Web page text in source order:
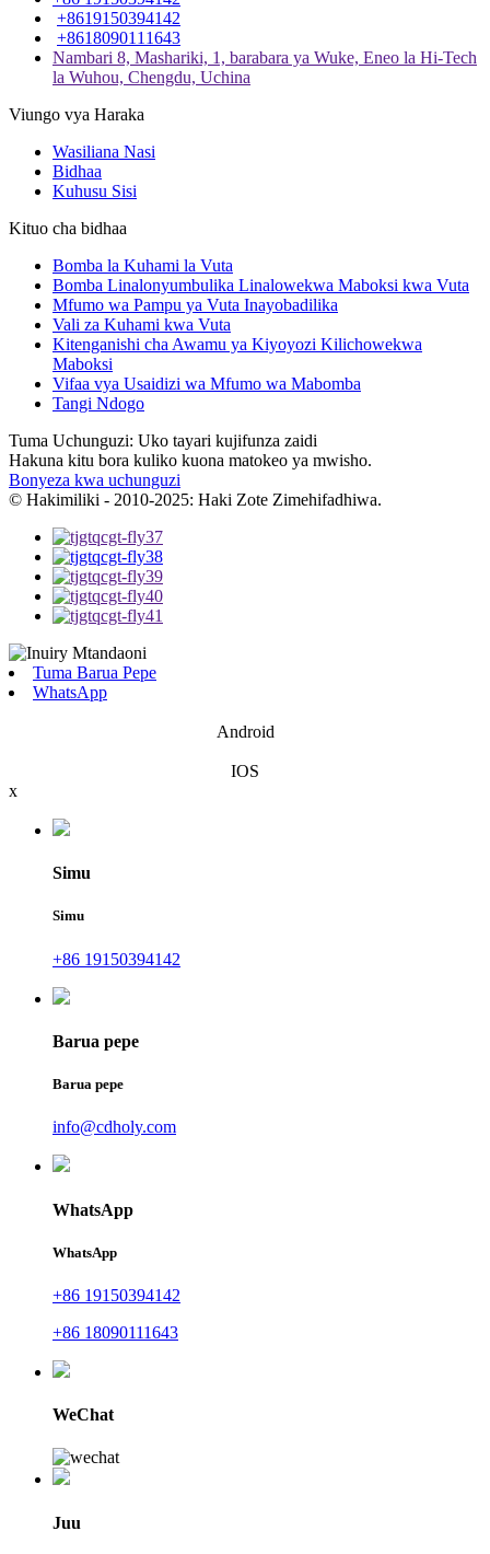
+8619150394142
+8618090111643
Nambari 8, Mashariki, 1, barabara ya Wuke, Eneo la Hi-Tech
la Wuhou, Chengdu, Uchina
Viungo vya Haraka
Wasiliana Nasi
Bidhaa
Kuhusu Sisi
Kituo cha bidhaa
Bomba la Kuhami la Vuta
Bomba Linalonyumbulika Linalowekwa Maboksi kwa Vuta
Mfumo wa Pampu ya Vuta Inayobadilika
Vali za Kuhami kwa Vuta
Kitenganishi cha Awamu ya Kiyoyozi Kilichowekwa
Maboksi
Vifaa vya Usaidizi wa Mfumo wa Mabomba
Tangi Ndogo
Tuma Uchunguzi: Uko tayari kujifunza zaidi
Hakuna kitu bora kuliko kuona matokeo ya mwisho.
Bonyeza kwa uchunguzi
© Hakimiliki - 2010-2025: Haki Zote Zimehifadhiwa.
Tuma Barua Pepe
WhatsApp
Android
IOS
x
Simu
Simu
+86 19150394142
Barua pepe
Barua pepe
info@cdholy.com
WhatsApp
WhatsApp
+86 19150394142
+86 18090111643
WeChat
Juu